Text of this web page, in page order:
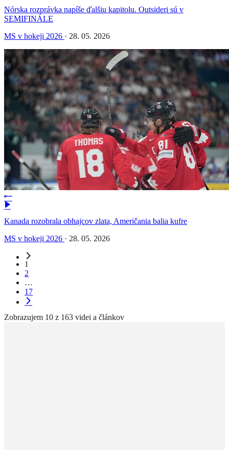
Nórska rozprávka napíše ďalšiu kapitolu. Outsideri sú v
SEMIFINÁLE
MS v hokeji 2026 · 28. 05. 2026
Kanada rozobrala obhajcov zlata, Američania balia kufre
MS v hokeji 2026 · 28. 05. 2026
1
2
…
17
Zobrazujem 10 z 163 videi a článkov